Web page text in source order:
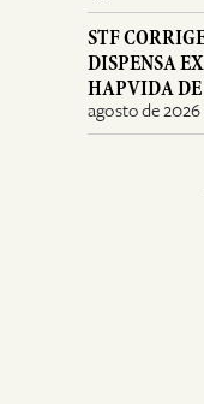
STF
DISPENSA
HAPVIDA
agosto de 2026